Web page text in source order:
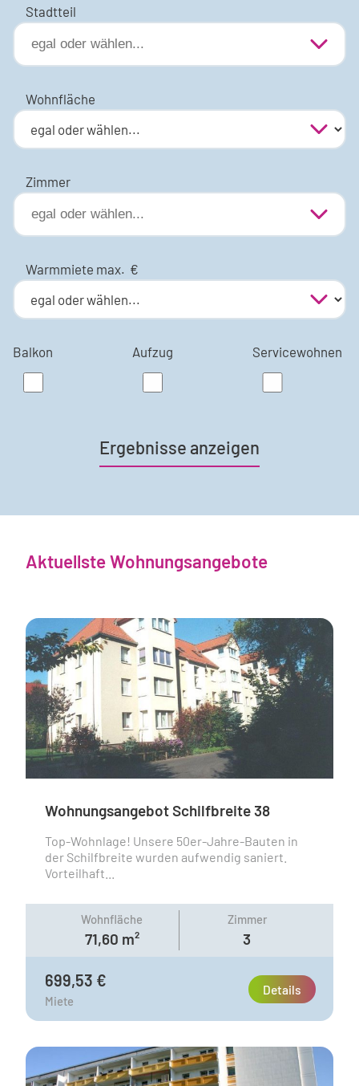
Stadtteil
Wohnfläche
Zimmer
Warmmiete max. €
Balkon Aufzug Servicewohnen
Ergebnisse anzeigen
Aktuellste Wohnungsangebote
Wohnungsangebot Schilfbreite 38
Top-Wohnlage! Unsere 50er-Jahre-Bauten in
der Schilfbreite wurden aufwendig saniert.
Vorteilhaft...
Wohnfläche
71,60 m²
Zimmer
3
699,53 €
Miete
Details